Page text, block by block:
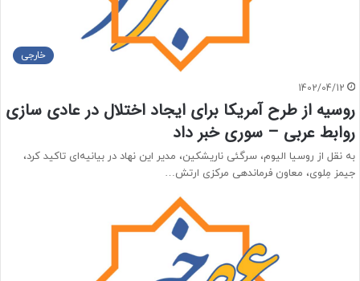
خارجی
1402/04/12
روسیه از طرح آمریکا برای ایجاد اختلال در عادی سازی
روابط عربی – سوری خبر داد
به نقل از روسیا الیوم، سرگئی ناریشکین، مدیر این نهاد در بیانیه‌ای تاکید کرد،
جیمز مِلوی، معاون فرماندهی مرکزی ارتش…